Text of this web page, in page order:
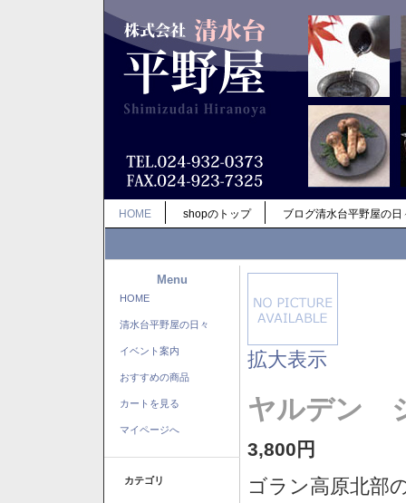
HOME shopのトップ ブログ清水台平野屋の日
Menu
HOME
清水台平野屋の日々
イベント案内
おすすめの商品
カートを見る
マイページへ
カテゴリ
拡大表示
ヤルデン
3,800円
ゴラン高原北部